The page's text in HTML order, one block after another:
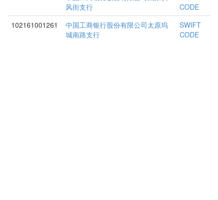
风街支行
CODE
102161001261
中国工商银行股份有限公司太原坞
城南路支行
SWIFT
CODE